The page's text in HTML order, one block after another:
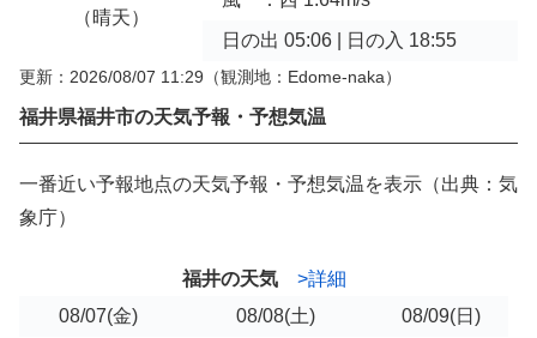
（晴天）
日の出 05:06 | 日の入 18:55
更新：2026/08/07 11:29 （観測地：Edome-naka）
福井県福井市の天気予報・予想気温
一番近い予報地点の天気予報・予想気温を表示（出典：気
象庁）
福井の天気
>詳細
08/07(金) 08/08(土) 08/09(日)